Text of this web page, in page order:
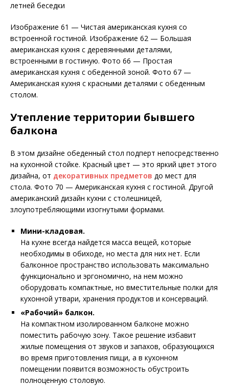
летней беседки
Изображение 61 — Чистая американская кухня со
встроенной гостиной. Изображение 62 — Большая
американская кухня с деревянными деталями,
встроенными в гостиную. Фото 66 — Простая
американская кухня с обеденной зоной. Фото 67 —
Американская кухня с красными деталями с обеденным
столом.
Утепление территории бывшего
балкона
В этом дизайне обеденный стол подперт непосредственно
на кухонной стойке. Красный цвет — это яркий цвет этого
дизайна, от декоративных предметов до мест для
стола. Фото 70 — Американская кухня с гостиной. Другой
американский дизайн кухни с столешницей,
злоупотребляющими изогнутыми формами.
Мини-кладовая.
На кухне всегда найдется масса вещей, которые
необходимы в обиходе, но места для них нет. Если
балконное пространство использовать максимально
функционально и эргономично, на нем можно
оборудовать компактные, но вместительные полки для
кухонной утвари, хранения продуктов и консерваций.
«Рабочий» балкон.
На компактном изолированном балконе можно
поместить рабочую зону. Такое решение избавит
жилые помещения от звуков и запахов, образующихся
во время приготовления пищи, а в кухонном
помещении появится возможность обустроить
полноценную столовую.